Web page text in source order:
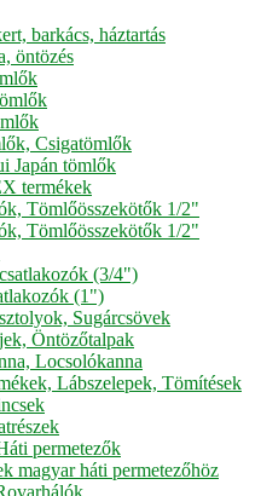
barkács, háztartás
öntözés
Csigatömlők
Japán tömlők
termékek
Tömlőösszekötők 1/2"
Tömlőösszekötők 1/2"
(3/4")
(1")
Sugárcsövek
Öntözőtalpak
Locsolókanna
Lábszelepek, Tömítések
permetezők
magyar háti permetezőhöz